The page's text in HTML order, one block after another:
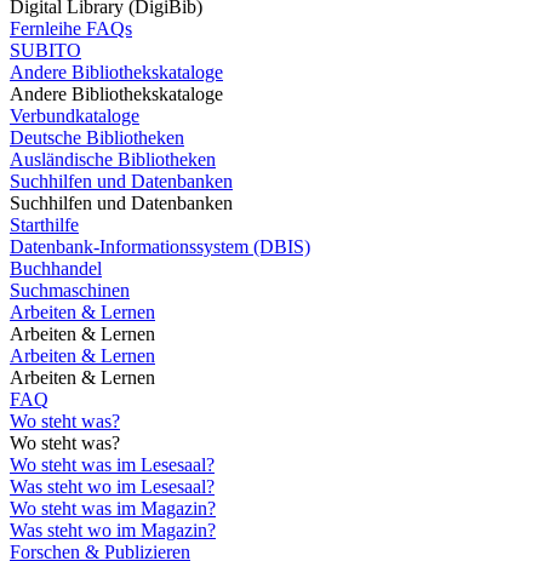
Digital Library (DigiBib)
Fernleihe FAQs
SUBITO
Andere Bibliothekskataloge
Andere Bibliothekskataloge
Verbundkataloge
Deutsche Bibliotheken
Ausländische Bibliotheken
Suchhilfen und Datenbanken
Suchhilfen und Datenbanken
Starthilfe
Datenbank-Informationssystem (DBIS)
Buchhandel
Suchmaschinen
Arbeiten & Lernen
Arbeiten & Lernen
Arbeiten & Lernen
Arbeiten & Lernen
FAQ
Wo steht was?
Wo steht was?
Wo steht was im Lesesaal?
Was steht wo im Lesesaal?
Wo steht was im Magazin?
Was steht wo im Magazin?
Forschen & Publizieren